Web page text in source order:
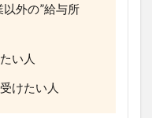
外の”給与所
い人
けたい人